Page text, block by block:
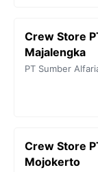
Crew Store
Majalengka
PT Sumber
Crew Store
Mojokerto